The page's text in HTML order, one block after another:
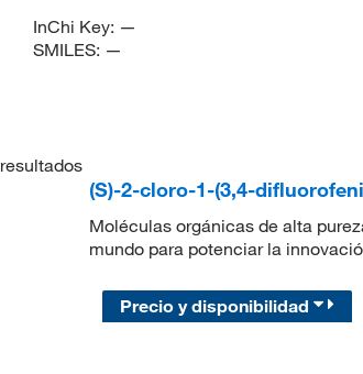
InChi Key: —
SMILES: —
resultados
(S)-2-cloro-1-(3,4-
Moléculas orgánicas de alta
mundo para potenciar la
Precio y disponibilidad